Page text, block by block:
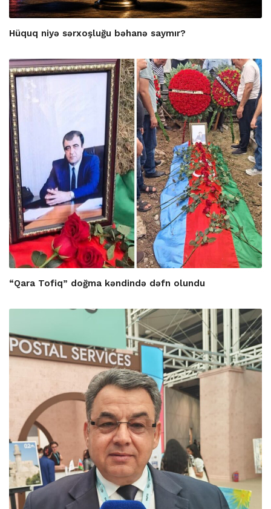
Hüquq niyə sərxoşluğu bəhanə saymır?
“Qara Tofiq” doğma kəndində dəfn olundu